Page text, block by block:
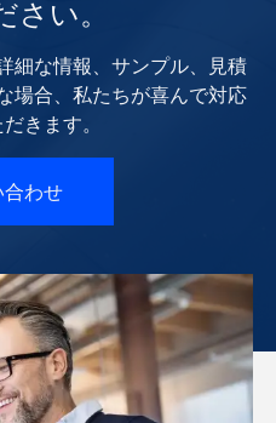
さい。
細な情報、サンプル、見積
場合、私たちが喜んで対応
きます。
合わせ